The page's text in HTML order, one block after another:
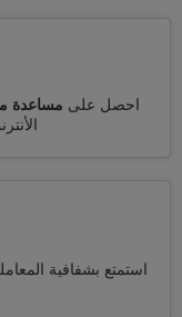
احصل على مساعدة
استمتع بشفافية